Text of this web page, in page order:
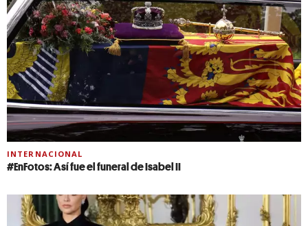
INTERNACIONAL
#EnFotos: Así fue el funeral de Isabel II